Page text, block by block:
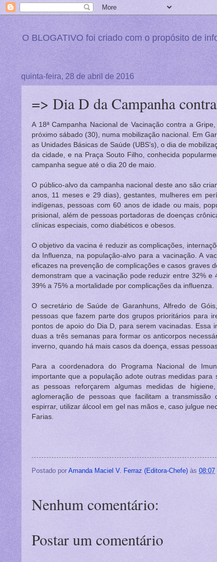
O BLOGATIVO foi criado com o propósito de
quinta-feira, 28 de abril de 2016
=> Dia D da Campanha
A 18ª Campanha Nacional de Vacinação contra a
próximo sábado (30), numa mobilização nacional. Em
as Unidades Básicas de Saúde (UBS’s), o dia de
da cidade, e na Praça Souto Filho, conhecida
campanha segue até o dia 20 de maio.
O público-alvo da campanha nacional deste ano são
anos, 11 meses e 29 dias), gestantes, mulheres em
indígenas, pessoas com 60 anos de idade ou mais,
prisional, além de pessoas portadoras de doenças
clínicas especiais, como diabéticos e obesos.
O objetivo da vacina é reduzir as complicações,
da Influenza, na população-alvo para a vacinação. A
eficazes na prevenção de complicações e casos graves
demonstram que a vacinação pode reduzir entre 32%
39% a 75% a mortalidade por complicações da influenza.
O secretário de Saúde de Garanhuns, Alfredo de
pessoas que fazem parte dos grupos prioritários para
pontos de apoio do Dia D, para serem vacinadas. Essa
duas a três semanas para formar os anticorpos
inverno, quando há mais casos da doença, essas
Para a coordenadora do Programa Nacional de
importante que a população adote outras medidas
as pessoas reforçarem algumas medidas de
aglomeração de pessoas que facilitam a
espirrar, utilizar álcool em gel nas mãos e, caso julgue
Farias.
Postado por Amanda Maciel V. Ferraz (Editora-Chefe) às 08:07
Nenhum comentário:
Postar um comentário